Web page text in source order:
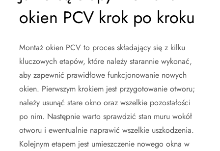
okien PCV krok po kroku
Montaż okien PCV to proces składający się z kilku
kluczowych etapów, które należy starannie wykonać,
aby zapewnić prawidłowe funkcjonowanie nowych
okien. Pierwszym krokiem jest przygotowanie otworu;
należy usunąć stare okno oraz wszelkie pozostałości
po nim. Następnie warto sprawdzić stan muru wokół
otworu i ewentualnie naprawić wszelkie uszkodzenia.
Kolejnym etapem jest umieszczenie nowego okna w